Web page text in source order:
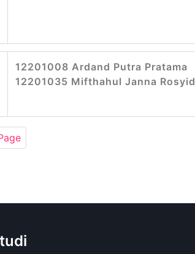
12201008 Ardand Putra Pratama
12201035 Mifthahul Janna Rosyid